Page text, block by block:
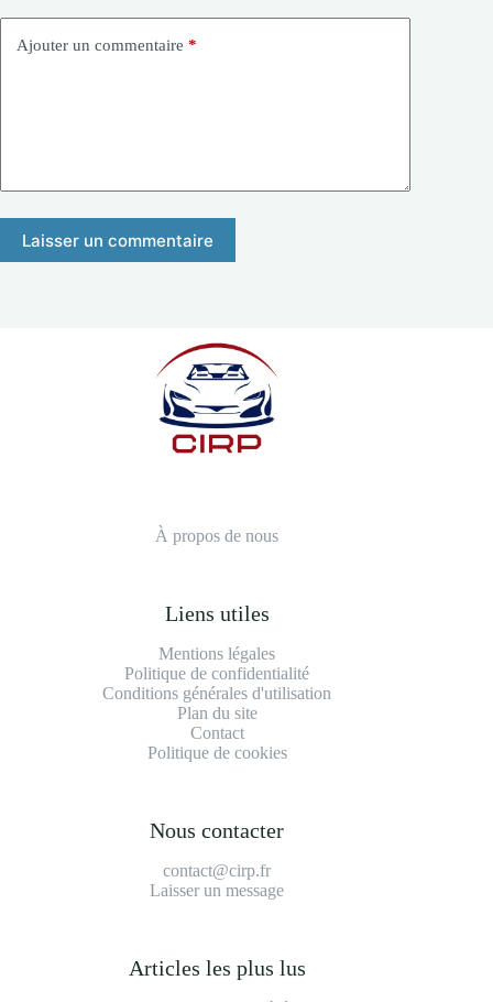
Ajouter un commentaire *
Laisser un commentaire
À propos de nous
Liens utiles
Mentions légales
Politique de confidentialité
Conditions générales d'utilisation
Plan du site
Contact
Politique de cookies
Nous contacter
contact@cirp.fr
Laisser un message
Articles les plus lus